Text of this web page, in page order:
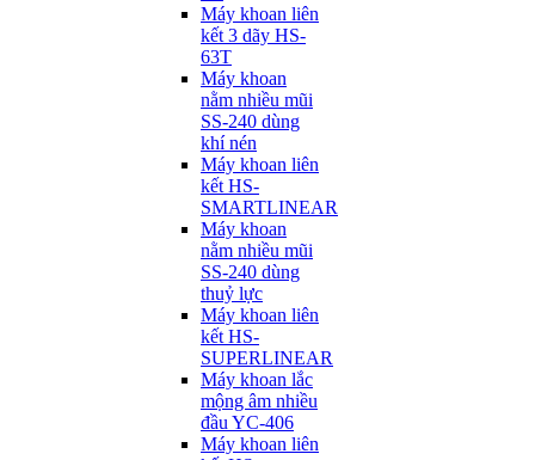
Máy khoan liên
kết 3 dãy HS-
63T
Máy khoan
nằm nhiều mũi
SS-240 dùng
khí nén
Máy khoan liên
kết HS-
SMARTLINEAR
Máy khoan
nằm nhiều mũi
SS-240 dùng
thuỷ lực
Máy khoan liên
kết HS-
SUPERLINEAR
Máy khoan lắc
mộng âm nhiều
đầu YC-406
Máy khoan liên